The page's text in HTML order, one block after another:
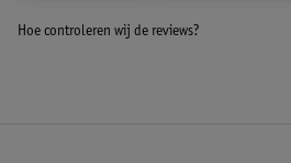
Hoe controleren wij de reviews?